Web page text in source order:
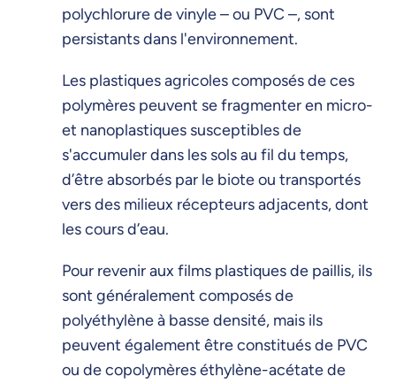
polychlorure de vinyle – ou PVC –, sont
persistants dans l'environnement.
Les plastiques agricoles composés de ces
polymères peuvent se fragmenter en micro-
et nanoplastiques susceptibles de
s'accumuler dans les sols au fil du temps,
d’être absorbés par le biote ou transportés
vers des milieux récepteurs adjacents, dont
les cours d’eau.
Pour revenir aux films plastiques de paillis, ils
sont généralement composés de
polyéthylène à basse densité, mais ils
peuvent également être constitués de PVC
ou de copolymères éthylène-acétate de